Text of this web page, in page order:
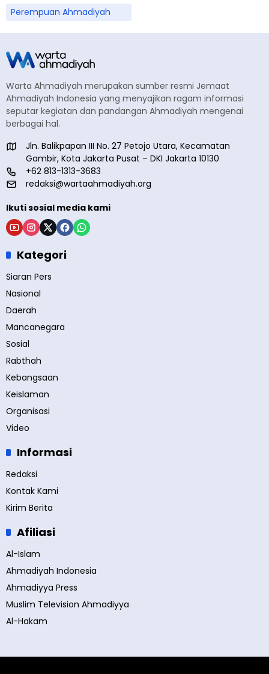
Perempuan Ahmadiyah
Warta Ahmadiyah merupakan sumber resmi Jemaat
Ahmadiyah Indonesia yang menyajikan ragam informasi
seputar kegiatan dan pandangan Ahmadiyah mengenai
berbagai hal.
Jln. Balikpapan III No. 27 Petojo Utara, Kecamatan
Gambir, Kota Jakarta Pusat – DKI Jakarta 10130
+62 813-1313-3683
redaksi@wartaahmadiyah.org
Ikuti sosial media kami
Kategori
Siaran Pers
Nasional
Daerah
Mancanegara
Sosial
Rabthah
Kebangsaan
Keislaman
Organisasi
Video
Informasi
Redaksi
Kontak Kami
Kirim Berita
Afiliasi
Al-Islam
Ahmadiyah Indonesia
Ahmadiyya Press
Muslim Television Ahmadiyya
Al-Hakam